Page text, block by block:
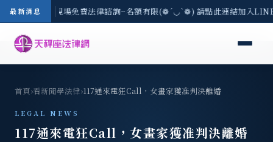
最新消息
區-8/3(一) 現場免費法律諮詢~名額有限(❁´◡`❁) 請點此連結加入
首頁›看新聞學法律›117通來電狂Call，女畫家獲准判決離婚
LEGAL NEWS
117通來電狂Call，女畫家獲准判決離婚